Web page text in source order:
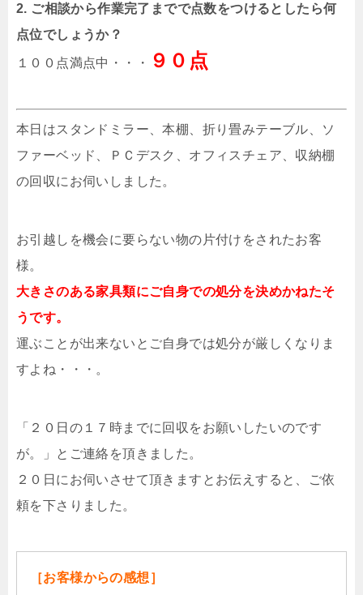
2. ご相談から作業完了までで点数をつけるとしたら何
点位でしょうか？
１００点満点中・・・ ９０点
本日はスタンドミラー、本棚、折り畳みテーブル、ソ
ファーベッド、ＰＣデスク、オフィスチェア、収納棚
の回収にお伺いしました。
お引越しを機会に要らない物の片付けをされたお客
様。
大きさのある家具類にご自身での処分を決めかねたそ
うです。
運ぶことが出来ないとご自身では処分が厳しくなりま
すよね・・・。
「２０日の１７時までに回収をお願いしたいのです
が。」とご連絡を頂きました。
２０日にお伺いさせて頂きますとお伝えすると、ご依
頼を下さりました。
［お客様からの感想］